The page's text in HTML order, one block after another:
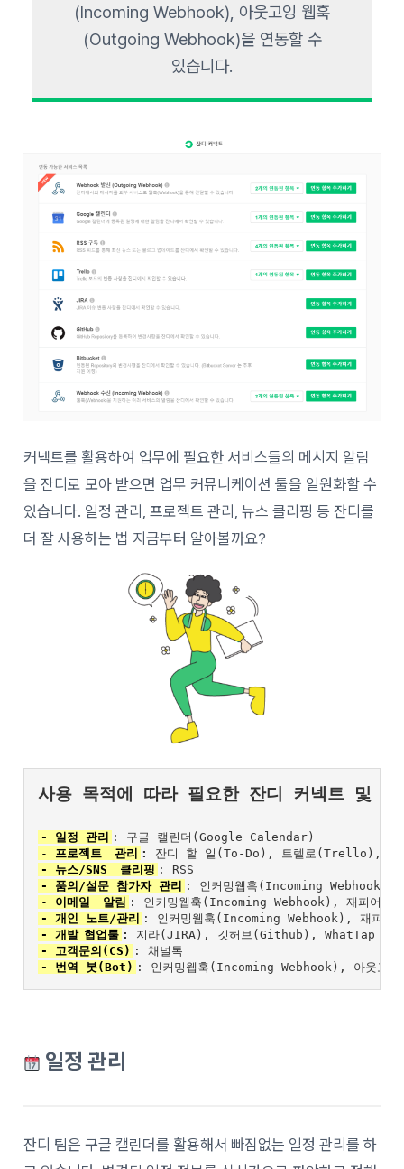
(Incoming Webhook), 아웃고잉 웹훅
(Outgoing Webhook)을 연동할 수
있습니다.
커넥트를 활용하여 업무에 필요한 서비스들의 메시지 알림
을 잔디로 모아 받으면 업무 커뮤니케이션 툴을 일원화할 수
있습니다. 일정 관리, 프로젝트 관리, 뉴스 클리핑 등 잔디를
더 잘 사용하는 법 지금부터 알아볼까요?
- 일정 관리
- 프로젝트 관리 : 잔디 할 일(To-Do), 트렐로(Trello),
- 뉴스/SNS
클리핑 : RSS
- 품의/설문 참가자 관리
: 인커밍웹훅(Incoming
- 이메일 알림 : 인커밍웹훅 (Incoming Webhook) , 재피어
- 개인 노트/관리
: 인커밍웹훅(Incoming Webhook), 재피
- 개발 협업툴 : 지라(JIRA) , 깃허브(Github), WhatTap
- 고객문의(CS) :
- 번역 봇(Bot) : 인커밍웹훅(Incoming Webhook), 아웃고
일정 관리
잔디 팀은 구글 캘린더를 활용해서 빠짐없는 일정 관리를 하